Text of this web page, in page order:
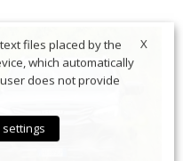
X
files placed by the
which automatically
does not provide